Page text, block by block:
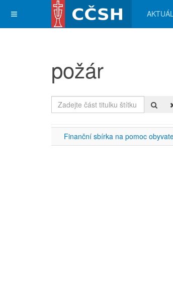
požár
Zadejte část titulku štítku
Finanční sbírka na pomoc